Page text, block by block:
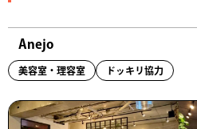
Anejo
美容室・理容室 ドッキリ協力